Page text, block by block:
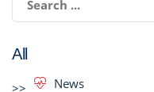
All
News